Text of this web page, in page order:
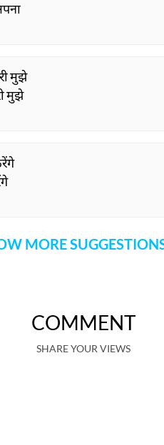
मुझे
मुझे
MORE
COMMENT
SHARE YOUR VIEWS